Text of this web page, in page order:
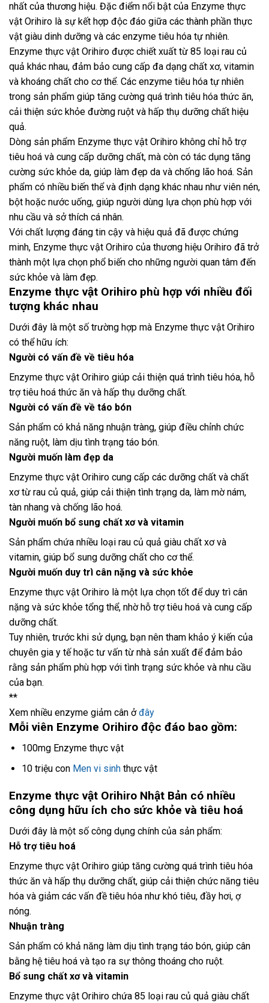
nhất của thương hiệu. Đặc điểm nổi bật của Enzyme thực
vật Orihiro là sự kết hợp độc đáo giữa các thành phần thực
vật giàu dinh dưỡng và các enzyme tiêu hóa tự nhiên.
Enzyme thực vật Orihiro được chiết xuất từ 85 loại rau củ
quả khác nhau, đảm bảo cung cấp đa dạng chất xơ, vitamin
và khoáng chất cho cơ thể. Các enzyme tiêu hóa tự nhiên
trong sản phẩm giúp tăng cường quá trình tiêu hóa thức ăn,
cải thiện sức khỏe đường ruột và hấp thụ dưỡng chất hiệu
quả.
Dòng sản phẩm Enzyme thực vật Orihiro không chỉ hỗ trợ
tiêu hoá và cung cấp dưỡng chất, mà còn có tác dụng tăng
cường sức khỏe da, giúp làm đẹp da và chống lão hoá. Sản
phẩm có nhiều biến thể và định dạng khác nhau như viên nén,
bột hoặc nước uống, giúp người dùng lựa chọn phù hợp với
nhu cầu và sở thích cá nhân.
Với chất lượng đáng tin cậy và hiệu quả đã được chứng
minh, Enzyme thực vật Orihiro của thương hiệu Orihiro đã trở
thành một lựa chọn phổ biến cho những người quan tâm đến
sức khỏe và làm đẹp.
Enzyme thực vật Orihiro phù hợp với nhiều đối
tượng khác nhau
Dưới đây là một số trường hợp mà Enzyme thực vật Orihiro
có thể hữu ích:
Người có vấn đề về tiêu hóa
Enzyme thực vật Orihiro giúp cải thiện quá trình tiêu hóa, hỗ
trợ tiêu hoá thức ăn và hấp thụ dưỡng chất.
Người có vấn đề về táo bón
Sản phẩm có khả năng nhuận tràng, giúp điều chỉnh chức
năng ruột, làm dịu tình trạng táo bón.
Người muốn làm đẹp da
Enzyme thực vật Orihiro cung cấp các dưỡng chất và chất
xơ từ rau củ quả, giúp cải thiện tình trạng da, làm mờ nám,
tàn nhang và chống lão hoá.
Người muốn bổ sung chất xơ và vitamin
Sản phẩm chứa nhiều loại rau củ quả giàu chất xơ và
vitamin, giúp bổ sung dưỡng chất cho cơ thể.
Người muốn duy trì cân nặng và sức khỏe
Enzyme thực vật Orihiro là một lựa chọn tốt để duy trì cân
nặng và sức khỏe tổng thể, nhờ hỗ trợ tiêu hoá và cung cấp
dưỡng chất.
Tuy nhiên, trước khi sử dụng, bạn nên tham khảo ý kiến của
chuyên gia y tế hoặc tư vấn từ nhà sản xuất để đảm bảo
rằng sản phẩm phù hợp với tình trạng sức khỏe và nhu cầu
của bạn.
**
Xem nhiều enzyme giảm cân ởđây
Mỗi viên Enzyme Orihiro độc đáo bao gồm:
100mg Enzyme thực vật
10 triệu con Men vi sinhthực vật
Enzyme thực vật Orihiro Nhật Bản có nhiều
công dụng hữu ích cho sức khỏe và tiêu hoá
Dưới đây là một số công dụng chính của sản phẩm:
Hỗ trợ tiêu hoá
Enzyme thực vật Orihiro giúp tăng cường quá trình tiêu hóa
thức ăn và hấp thụ dưỡng chất, giúp cải thiện chức năng tiêu
hóa và giảm các vấn đề tiêu hóa như khó tiêu, đầy hơi, ợ
nóng.
Nhuận tràng
Sản phẩm có khả năng làm dịu tình trạng táo bón, giúp cân
bằng hệ tiêu hoá và tạo ra sự thông thoáng cho ruột.
Bổ sung chất xơ và vitamin
Enzyme thực vật Orihiro chứa 85 loại rau củ quả giàu chất